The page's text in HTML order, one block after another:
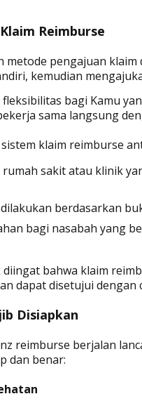
Reimburse
metode pengajuan
kemudian
bagi Kamu
sama langsung
klaim reimburse
rumah sakit atau klinik
berdasarkan
bagi nasabah yang
bahwa klaim
dapat disetujui dengan
Disiapkan
reimburse berjalan
dan benar: